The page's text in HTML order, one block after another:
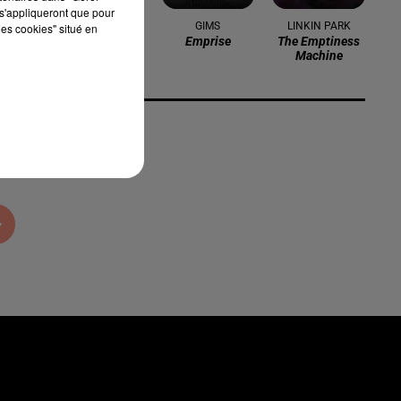
MATWAY GIMS
Emprise
LINKIN PARK
The Emptiness
Machine
que pour
cookies" situé en